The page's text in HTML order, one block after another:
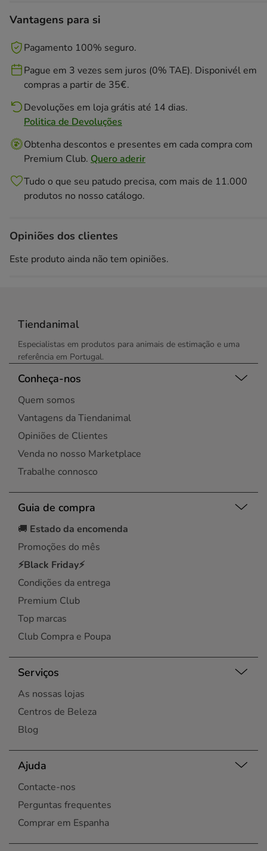
Vantagens para si
Pagamento 100% seguro.
Pague em 3 vezes sem juros (0% TAE). Disponivél em
compras a partir de 35€.
Devoluções em loja grátis até 14 dias.
Politica de Devoluções
Obtenha descontos e presentes em cada compra com
Premium Club. Quero aderir
Tudo o que seu patudo precisa, com mais de 11.000
produtos no nosso catálogo.
Opiniões dos clientes
Este produto ainda não tem opiniões.
Tiendanimal
Especialistas em produtos para animais de estimação e uma
referência em Portugal.
Conheça-nos
Quem somos
Vantagens da Tiendanimal
Opiniões de Clientes
Venda no nosso Marketplace
Trabalhe connosco
Guia de compra
🚚 Estado da encomenda
Promoções do mês
⚡Black Friday⚡
Condições da entrega
Premium Club
Top marcas
Club Compra e Poupa
Serviços
As nossas lojas
Centros de Beleza
Blog
Ajuda
Contacte-nos
Perguntas frequentes
Comprar em Espanha